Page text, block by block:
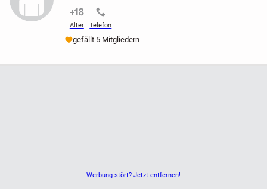
Werbung stört? Jetzt entfernen!
Alter
nicht verifiziert
Telefon
nicht verifiziert
gefällt 5 Mitgliedern